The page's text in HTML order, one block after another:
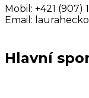
Mobil: +421 (907)
Email:
Hlavní